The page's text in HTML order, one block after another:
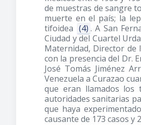
de muestras de sangre
muerte en el país; la
tifoidea (4) . A San
Ciudad y del Cuartel
Maternidad, Director de
con la presencia del Dr.
José Tomás Jiménez
Venezuela a Curazao
que eran llamados los
autoridades sanitarias
que haya
causante de 173 casos y